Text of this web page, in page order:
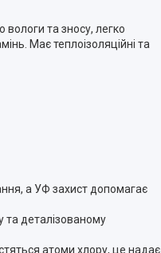
вологи та зносу, легко
Має теплоізоляційні та
а УФ захист допомагає
та деталізованому
атоми хлору, це надає